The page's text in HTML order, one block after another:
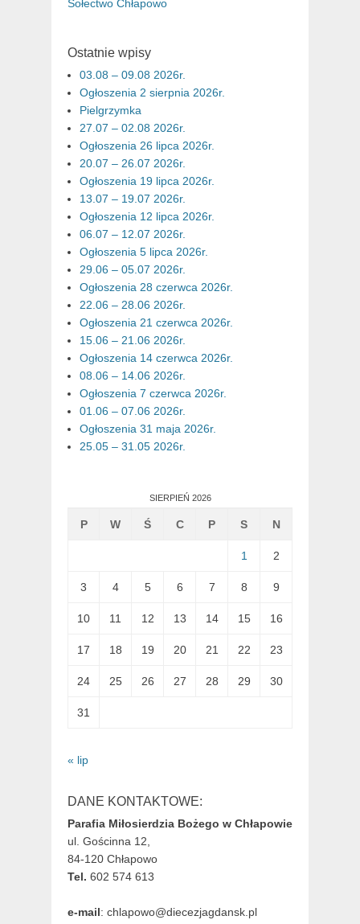
Sołectwo Chłapowo
Ostatnie wpisy
03.08 – 09.08 2026r.
Ogłoszenia 2 sierpnia 2026r.
Pielgrzymka
27.07 – 02.08 2026r.
Ogłoszenia 26 lipca 2026r.
20.07 – 26.07 2026r.
Ogłoszenia 19 lipca 2026r.
13.07 – 19.07 2026r.
Ogłoszenia 12 lipca 2026r.
06.07 – 12.07 2026r.
Ogłoszenia 5 lipca 2026r.
29.06 – 05.07 2026r.
Ogłoszenia 28 czerwca 2026r.
22.06 – 28.06 2026r.
Ogłoszenia 21 czerwca 2026r.
15.06 – 21.06 2026r.
Ogłoszenia 14 czerwca 2026r.
08.06 – 14.06 2026r.
Ogłoszenia 7 czerwca 2026r.
01.06 – 07.06 2026r.
Ogłoszenia 31 maja 2026r.
25.05 – 31.05 2026r.
SIERPIEŃ 2026
P W Ś C P S N
1 2
3 4 5 6 7 8 9
10 11 12 13 14 15 16
17 18 19 20 21 22 23
24 25 26 27 28 29 30
31
« lip
DANE KONTAKTOWE:
Parafia Miłosierdzia Bożego w Chłapowie
ul. Gościnna 12,
84-120 Chłapowo
Tel. 602 574 613
e-mail: chlapowo@diecezjagdansk.pl